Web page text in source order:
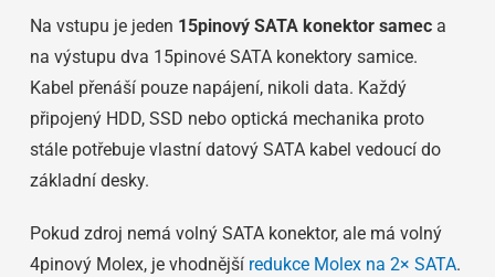
Na vstupu je jeden 15pinový SATA konektor samec a
na výstupu dva 15pinové SATA konektory samice.
Kabel přenáší pouze napájení, nikoli data. Každý
připojený HDD, SSD nebo optická mechanika proto
stále potřebuje vlastní datový SATA kabel vedoucí do
základní desky.
Pokud zdroj nemá volný SATA konektor, ale má volný
4pinový Molex, je vhodnější redukce Molex na 2× SATA.